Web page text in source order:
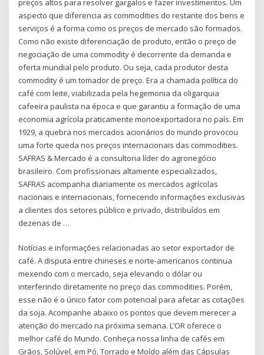
preços altos para resolver gargalos e fazer investimentos. Um
aspecto que diferencia as commodities do restante dos bens e
serviços é a forma como os preços de mercado são formados.
Como não existe diferenciação de produto, então o preço de
negociação de uma commodity é decorrente da demanda e
oferta mundial pelo produto. Ou seja, cada produtor desta
commodity é um tomador de preço. Era a chamada política do
café com leite, viabilizada pela hegemonia da oligarquia
cafeeira paulista na época e que garantiu a formação de uma
economia agrícola praticamente monoexportadora no país. Em
1929, a quebra nos mercados acionários do mundo provocou
uma forte queda nos preços internacionais das commodities.
SAFRAS & Mercado é a consultoria líder do agronegócio
brasileiro. Com profissionais altamente especializados,
SAFRAS acompanha diariamente os mercados agrícolas
nacionais e internacionais, fornecendo informações exclusivas
a clientes dos setores público e privado, distribuídos em
dezenas de …
Notícias e informações relacionadas ao setor exportador de
café. A disputa entre chineses e norte-americanos continua
mexendo com o mercado, seja elevando o dólar ou
interferindo diretamente no preço das commodities. Porém,
esse não é o único fator com potencial para afetar as cotações
da soja. Acompanhe abaixo os pontos que devem merecer a
atenção do mercado na próxima semana. L’OR oferece o
melhor café do Mundo. Conheça nossa linha de cafés em
Grãos, Solúvel, em Pó, Torrado e Moído além das Cápsulas